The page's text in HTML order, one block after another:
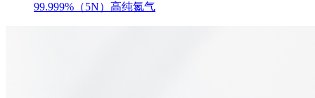
99.999%（5N）高纯氮气